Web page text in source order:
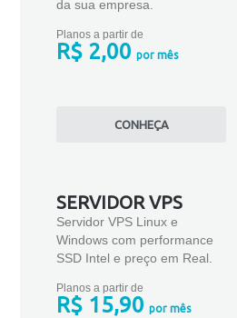
da sua empresa.
Planos a partir de
R$ 2,00 por mês
CONHEÇA
SERVIDOR VPS
Servidor VPS Linux e
Windows com performance
SSD Intel e preço em Real.
Planos a partir de
R$ 15,90 por mês